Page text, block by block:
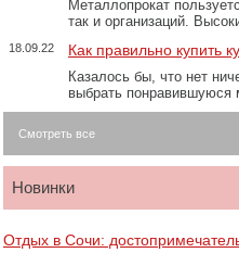
Металлопрокат
так и организаций.
18.09.22 Как правильно купить
Казалось бы, что нет
выбрать
Смотреть все
Новинки
Отдых в Сочи: